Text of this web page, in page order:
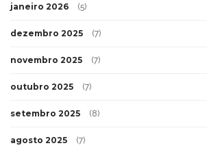
janeiro 2026 (5)
dezembro 2025 (7)
novembro 2025 (7)
outubro 2025 (7)
setembro 2025 (8)
agosto 2025 (7)